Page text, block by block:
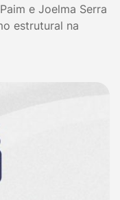
e Joelma Serra
estrutural na